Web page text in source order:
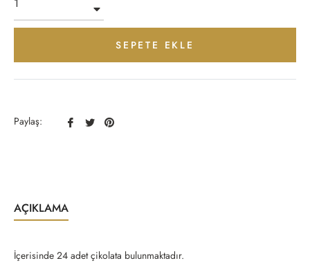
SEPETE EKLE
Paylaş:
Facebook
TwitterPinterest
AÇIKLAMA
İçerisinde 24 adet çikolata bulunmaktadır.